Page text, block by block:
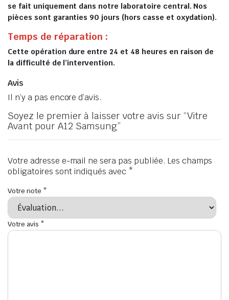
se fait uniquement dans notre laboratoire central. Nos
pièces sont garanties 90 jours (hors casse et oxydation).
Temps de réparation :
Cette opération dure entre 24 et 48 heures en raison de
la difficulté de l’intervention.
Avis
Il n’y a pas encore d’avis.
Soyez le premier à laisser votre avis sur “Vitre
Avant pour A12 Samsung”
Votre adresse e-mail ne sera pas publiée. Les champs
obligatoires sont indiqués avec *
Votre note *
Votre avis *